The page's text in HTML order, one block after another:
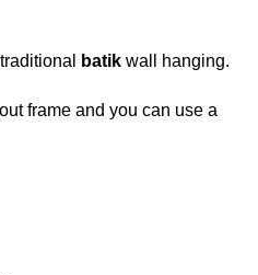
batik wall hanging.
frame and you can use a